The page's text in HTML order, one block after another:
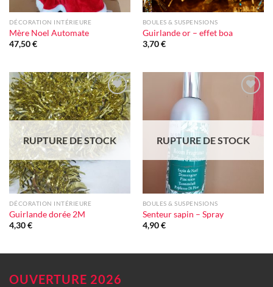
DÉCORATION INTÉRIEURE
Mère Noel Automate
47,50€
BOULES & SUSPENSIONS
Guirlande or – effet boa
3,70€
Ajouter
à la liste
d'envie
RUPTURE DE STOCK
DÉCORATION INTÉRIEURE
Guirlande dorée 2M
4,30€
à la liste
d'envie
RUPTURE DE STOCK
BOULES & SUSPENSIONS
Senteur sapin – Spray
4,90€
OUVERTURE 2026